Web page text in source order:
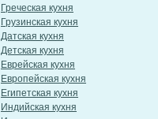
Греческая кухня
Грузинская кухня
Датская кухня
Детская кухня
Еврейская кухня
Европейская кухня
Египетская кухня
Индийская кухня